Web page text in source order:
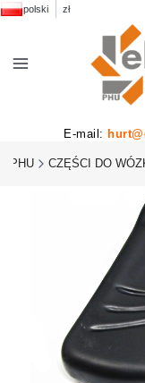
polski zł
E-mail:
PHU CZĘŚCI DO